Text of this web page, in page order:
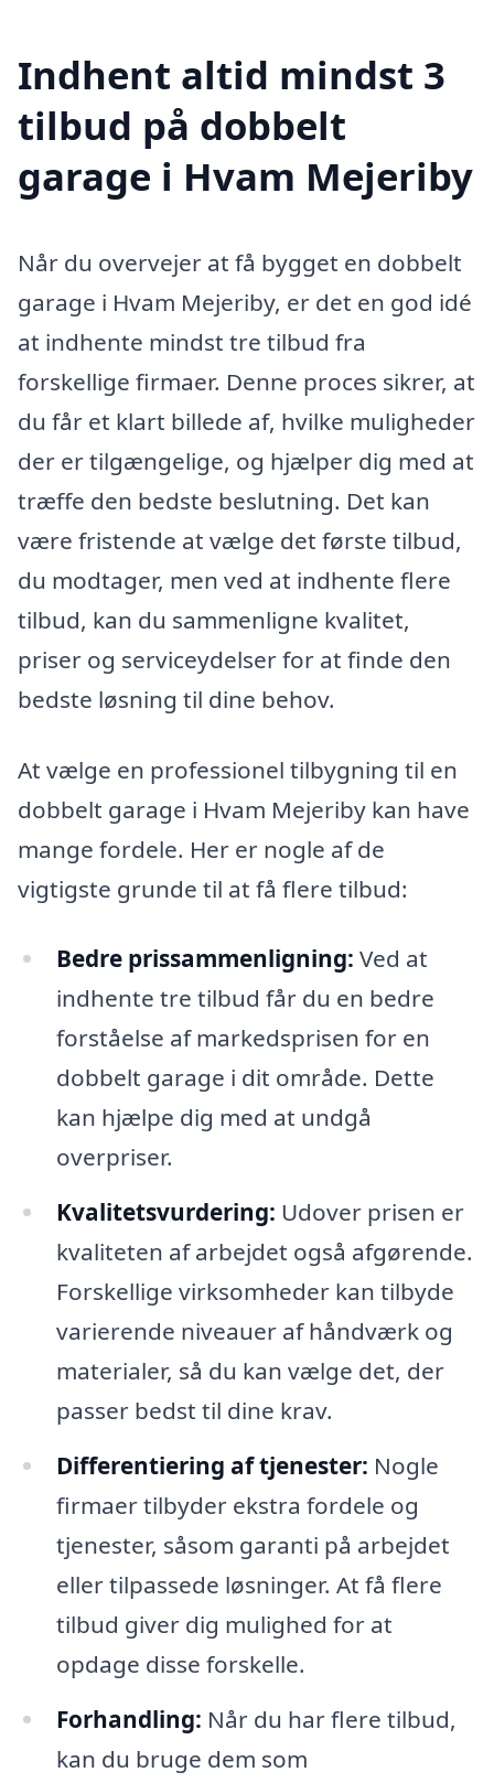
Indhent altid mindst 3
tilbud på dobbelt
garage i Hvam Mejeriby
Når du overvejer at få bygget en dobbelt
garage i Hvam Mejeriby, er det en god idé
at indhente mindst tre tilbud fra
forskellige firmaer. Denne proces sikrer, at
du får et klart billede af, hvilke muligheder
der er tilgængelige, og hjælper dig med at
træffe den bedste beslutning. Det kan
være fristende at vælge det første tilbud,
du modtager, men ved at indhente flere
tilbud, kan du sammenligne kvalitet,
priser og serviceydelser for at finde den
bedste løsning til dine behov.
At vælge en professionel tilbygning til en
dobbelt garage i Hvam Mejeriby kan have
mange fordele. Her er nogle af de
vigtigste grunde til at få flere tilbud:
Bedre prissammenligning: Ved at
indhente tre tilbud får du en bedre
forståelse af markedsprisen for en
dobbelt garage i dit område. Dette
kan hjælpe dig med at undgå
overpriser.
Kvalitetsvurdering: Udover prisen er
kvaliteten af arbejdet også afgørende.
Forskellige virksomheder kan tilbyde
varierende niveauer af håndværk og
materialer, så du kan vælge det, der
passer bedst til dine krav.
Differentiering af tjenester: Nogle
firmaer tilbyder ekstra fordele og
tjenester, såsom garanti på arbejdet
eller tilpassede løsninger. At få flere
tilbud giver dig mulighed for at
opdage disse forskelle.
Forhandling: Når du har flere tilbud,
kan du bruge dem som